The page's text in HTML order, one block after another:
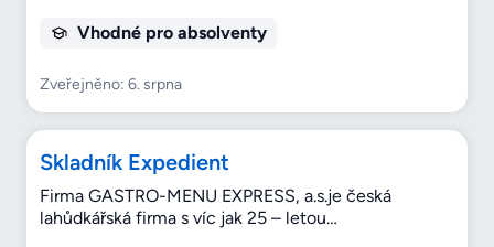
Vhodné pro absolventy
Zveřejněno: 6. srpna
Skladník Expedient
Firma GASTRO-MENU EXPRESS, a.s.je česká
lahůdkářská firma s víc jak 25 – letou…